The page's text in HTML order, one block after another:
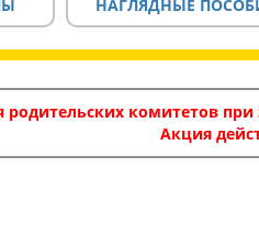
НАГЛЯДНЫЕ
родительских комитетов при
Акция